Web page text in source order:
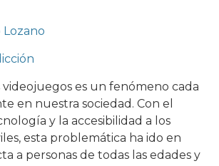
Lozano
videojuegos es un fenómeno cada
en nuestra sociedad. Con el
y la accesibilidad a los
esta problemática ha ido en
a personas de todas las edades y